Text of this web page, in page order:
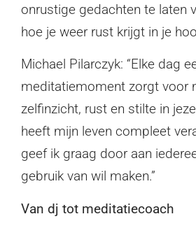
onrustige gedachten te laten
hoe je weer rust krijgt in je
Michael Pilarczyk: “Elke dag
meditatiemoment zorgt voor
zelfinzicht, rust en stilte in
heeft mijn leven compleet
geef ik graag door aan
gebruik van wil maken.”
Van dj tot meditatiecoach